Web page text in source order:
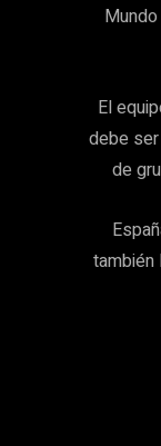
El
debe
de
también